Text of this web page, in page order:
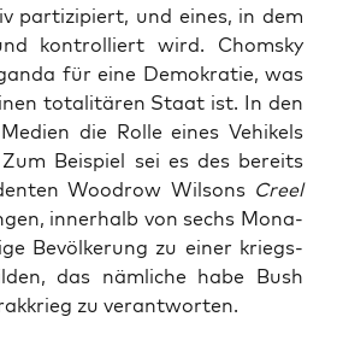
par­ti­zi­piert, und eines, in dem
kon­trol­liert wird. Chom­sky
für eine Demo­kra­tie, was
tota­li­tä­ren Staat ist. In den
die Rol­le eines Vehi­kels
Bei­spiel sei es des bereits
Wood­row Wil­sons Cre­el
inner­halb von sechs Mona­
Bevöl­ke­rung zu einer kriegs­
das näm­li­che habe Bush
zu verantworten.